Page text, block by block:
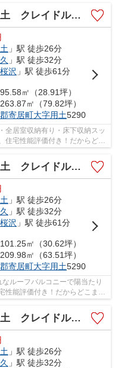
ーデン 新築戸建 全4棟 3号棟
」駅 徒歩26分
」駅 徒歩32分
桜沢 」駅 徒歩61分
㎡（28.91坪）
㎡（79.82坪）
寄居町大字用土5290
全居室収納有り・床下収納スッ
住宅性能評価付き！だからどこ
ーデン 新築戸建 全4棟 2号棟
」駅 徒歩26分
」駅 徒歩32分
桜沢 」駅 徒歩61分
㎡（30.62坪）
㎡（63.51坪）
寄居町大字用土5290
なルーフバルコニーで陽当たり
性能評価付き！だからどこまで
ーデン 新築戸建 全4棟 1号棟
」駅 徒歩26分
」駅 徒歩32分